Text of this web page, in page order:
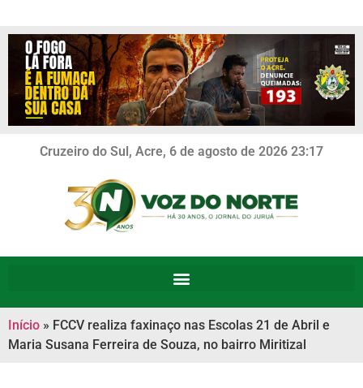
Cruzeiro do Sul, Acre, 6 de agosto de 2026 23:17
Início » FCCV realiza faxinaço nas Escolas 21 de Abril e
Maria Susana Ferreira de Souza, no bairro Miritizal